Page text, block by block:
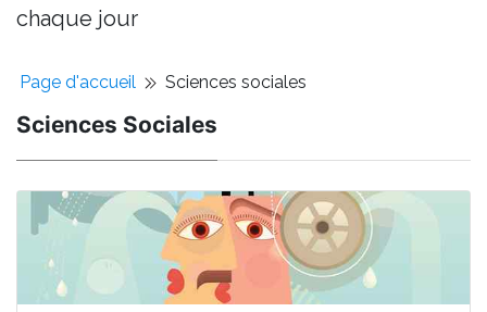
chaque jour
Page d'accueil Sciences sociales
Sciences Sociales